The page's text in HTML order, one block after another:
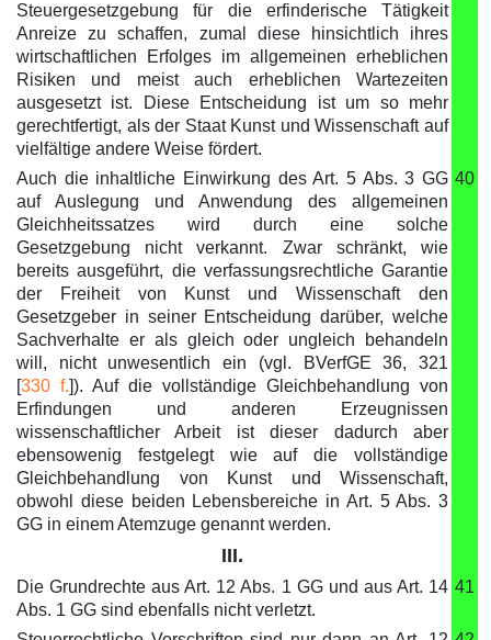
Steuergesetzgebung für die erfinderische Tätigkeit
Anreize zu schaffen, zumal diese hinsichtlich ihres
wirtschaftlichen Erfolges im allgemeinen erheblichen
Risiken und meist auch erheblichen Wartezeiten
ausgesetzt ist. Diese Entscheidung ist um so mehr
gerechtfertigt, als der Staat Kunst und Wissenschaft auf
vielfältige andere Weise fördert.
Auch die inhaltliche Einwirkung des Art. 5 Abs. 3 GG
auf Auslegung und Anwendung des allgemeinen
Gleichheitssatzes wird durch eine solche
Gesetzgebung nicht verkannt. Zwar schränkt, wie
bereits ausgeführt, die verfassungsrechtliche Garantie
der Freiheit von Kunst und Wissenschaft den
Gesetzgeber in seiner Entscheidung darüber, welche
Sachverhalte er als gleich oder ungleich behandeln
will, nicht unwesentlich ein (vgl. BVerfGE 36, 321
[330 f.]). Auf die vollständige Gleichbehandlung von
Erfindungen und anderen Erzeugnissen
wissenschaftlicher Arbeit ist dieser dadurch aber
ebensowenig festgelegt wie auf die vollständige
Gleichbehandlung von Kunst und Wissenschaft,
obwohl diese beiden Lebensbereiche in Art. 5 Abs. 3
GG in einem Atemzuge genannt werden.
40
III.
Die Grundrechte aus Art. 12 Abs. 1 GG und aus Art. 14
Abs. 1 GG sind ebenfalls nicht verletzt.
41